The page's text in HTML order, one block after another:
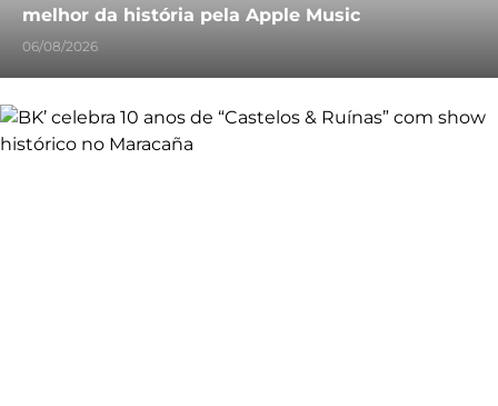
melhor da história pela Apple Music
06/08/2026